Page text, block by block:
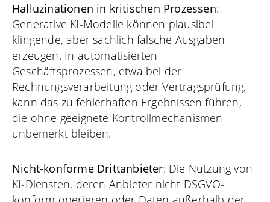
Halluzinationen in kritischen Prozessen:
Generative KI-Modelle können plausibel
klingende, aber sachlich falsche Ausgaben
erzeugen. In automatisierten
Geschäftsprozessen, etwa bei der
Rechnungsverarbeitung oder Vertragsprüfung,
kann das zu fehlerhaften Ergebnissen führen,
die ohne geeignete Kontrollmechanismen
unbemerkt bleiben.
Nicht-konforme Drittanbieter: Die Nutzung von
KI-Diensten, deren Anbieter nicht DSGVO-